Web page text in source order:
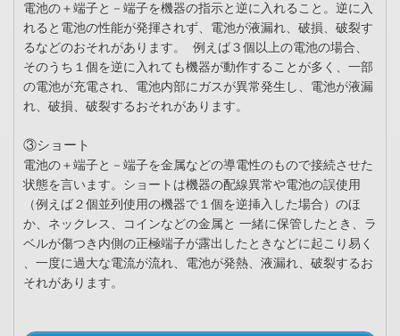
電池の＋端子と－端子を機器の指示と逆に入れること。逆に入
れると電池の性能が発揮されず、電池が液漏れ、破損、破裂す
るなどのおそれがあります。 例えば３個以上の電池の場合、
そのうち１個を逆に入れても機器が動作することが多く、一部
の電池が充電され、電池内部にガスが異常発生し、電池が液漏
れ、破損、破裂するおそれがあります。
③ショート
電池の＋端子と－端子を金属などの導電性のもので接続させた
状態を言います。ショートは機器の配線異常や電池の誤使用
（例えば２個並列使用の機器で１個を逆挿入した場合）のほ
か、ネックレス、コインなどの金属と 一緒に保管したとき、ラ
ベルが傷つき内側の正極端子が露出したときなどに起こり易く
、一度に過大な電流が流れ、電池が発熱、液漏れ、破裂するお
それがあります。